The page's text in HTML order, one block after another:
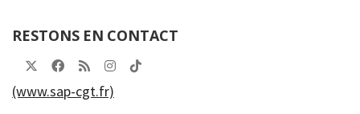
RESTONS EN CONTACT
(www.sap-cgt.fr)